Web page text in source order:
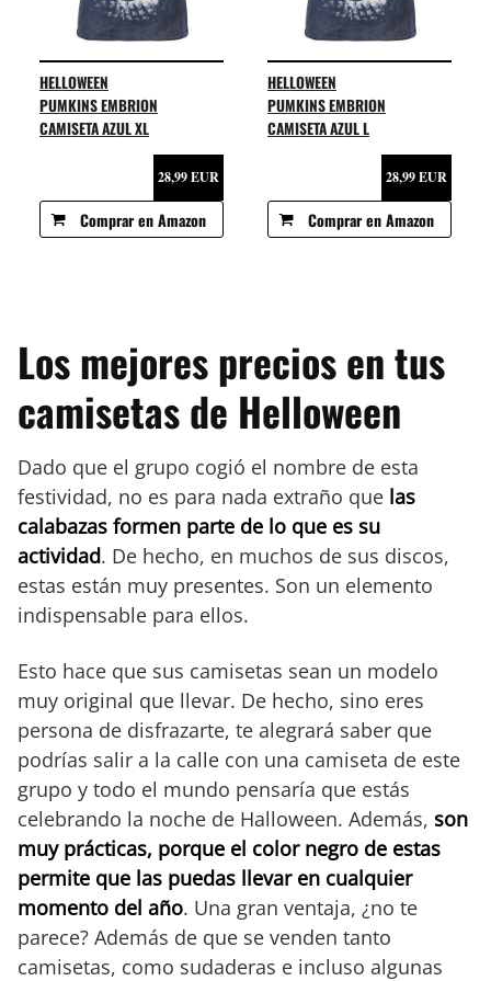
HELLOWEEN
PUMKINS EMBRION
CAMISETA AZUL XL
28,99 EUR
Comprar en Amazon
HELLOWEEN
PUMKINS EMBRION
CAMISETA AZUL L
28,99 EUR
Comprar en Amazon
Los mejores precios en tus
camisetas de Helloween
Dado que el grupo cogió el nombre de esta
festividad, no es para nada extraño que las
calabazas formen parte de lo que es su
actividad. De hecho, en muchos de sus discos,
estas están muy presentes. Son un elemento
indispensable para ellos.
Esto hace que sus camisetas sean un modelo
muy original que llevar. De hecho, sino eres
persona de disfrazarte, te alegrará saber que
podrías salir a la calle con una camiseta de este
grupo y todo el mundo pensaría que estás
celebrando la noche de Halloween. Además, son
muy prácticas, porque el color negro de estas
permite que las puedas llevar en cualquier
momento del año. Una gran ventaja, ¿no te
parece? Además de que se venden tanto
camisetas, como sudaderas e incluso algunas